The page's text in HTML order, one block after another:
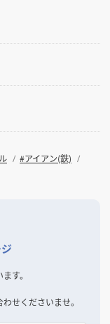
#アイアン(鉄)
す。
せくださいませ。